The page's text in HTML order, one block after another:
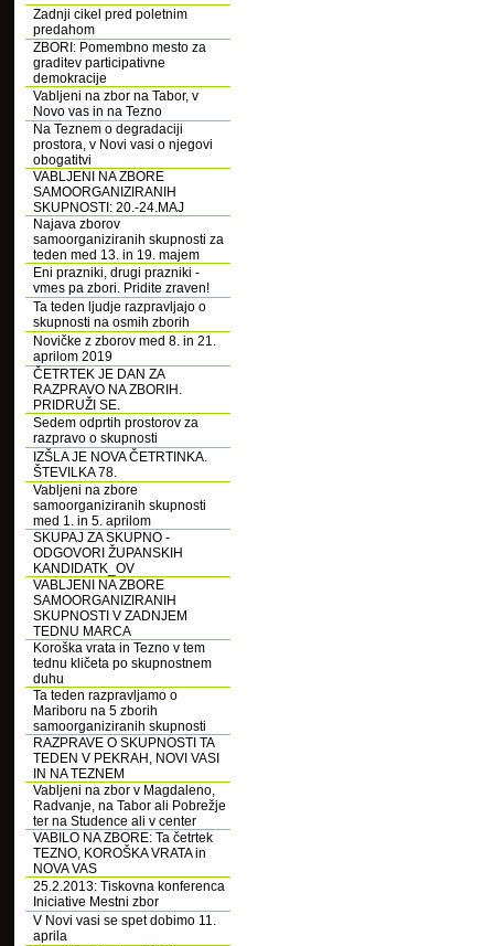
Zadnji cikel pred poletnim
predahom
ZBORI: Pomembno mesto za
graditev participativne
demokracije
Vabljeni na zbor na Tabor, v
Novo vas in na Tezno
Na Teznem o degradaciji
prostora, v Novi vasi o njegovi
obogatitvi
VABLJENI NA ZBORE
SAMOORGANIZIRANIH
SKUPNOSTI: 20.-24.MAJ
Najava zborov
samoorganiziranih skupnosti za
teden med 13. in 19. majem
Eni prazniki, drugi prazniki -
vmes pa zbori. Pridite zraven!
Ta teden ljudje razpravljajo o
skupnosti na osmih zborih
Novičke z zborov med 8. in 21.
aprilom 2019
ČETRTEK JE DAN ZA
RAZPRAVO NA ZBORIH.
PRIDRUŽI SE.
Sedem odprtih prostorov za
razpravo o skupnosti
IZŠLA JE NOVA ČETRTINKA.
ŠTEVILKA 78.
Vabljeni na zbore
samoorganiziranih skupnosti
med 1. in 5. aprilom
SKUPAJ ZA SKUPNO -
ODGOVORI ŽUPANSKIH
KANDIDATK_OV
VABLJENI NA ZBORE
SAMOORGANIZIRANIH
SKUPNOSTI V ZADNJEM
TEDNU MARCA
Koroška vrata in Tezno v tem
tednu kličeta po skupnostnem
duhu
Ta teden razpravljamo o
Mariboru na 5 zborih
samoorganiziranih skupnosti
RAZPRAVE O SKUPNOSTI TA
TEDEN V PEKRAH, NOVI VASI
IN NA TEZNEM
Vabljeni na zbor v Magdaleno,
Radvanje, na Tabor ali Pobrežje
ter na Studence ali v center
VABILO NA ZBORE: Ta četrtek
TEZNO, KOROŠKA VRATA in
NOVA VAS
25.2.2013: Tiskovna konferenca
Iniciative Mestni zbor
V Novi vasi se spet dobimo 11.
aprila